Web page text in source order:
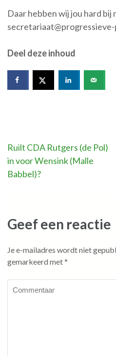
Daar hebben wij jou hard bij
Deel deze inhoud
Bericht
navigatie
Ruilt CDA Rutgers (de Pol)
in voor Wensink (Malle
Babbel)?
Geef een reactie
Je e-mailadres wordt niet
gemarkeerd met*